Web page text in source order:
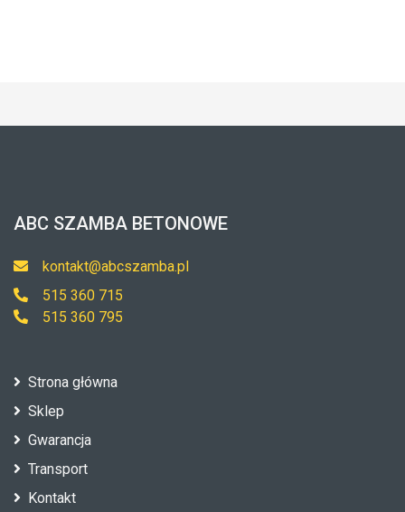
ABC SZAMBA BETONOWE
kontakt@abcszamba.pl
515 360 715
515 360 795
Strona główna
Sklep
Gwarancja
Transport
Kontakt